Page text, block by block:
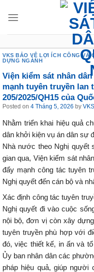
VKS BẢO VỆ LỢI ÍCH CÔNG VÀ
DỰNG NGÀNH
Viện kiểm sát nhân
mạnh tuyên truyền lan
205/2025/QH15 của
Posted on 4 Tháng 5, 2026 by
Nhằm triển khai hiệu quả
dân khởi kiện vụ án dân sự
Nhà nước theo Nghị quyết
gian qua, Viện kiểm sát
đẩy mạnh công tác tuyên
Nghị quyết đến cán bộ và
Xác định công tác tuyên
Nghị quyết đi vào cuộc
nội bộ, đơn vị còn xây
tuyên truyền phù hợp với
đó, việc thiết kế, in ấn và
Ủy ban nhân dân các
pháp hiệu quả, giúp người